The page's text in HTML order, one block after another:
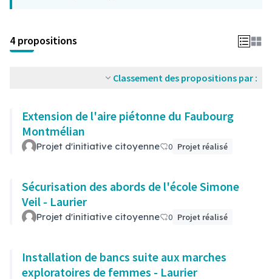
4 propositions
Classement des propositions par :
Extension de l'aire piétonne du Faubourg
Montmélian
Projet d'initiative citoyenne 0 Projet réalisé
Sécurisation des abords de l'école Simone
Veil - Laurier
Projet d'initiative citoyenne 0 Projet réalisé
Installation de bancs suite aux marches
exploratoires de femmes - Laurier